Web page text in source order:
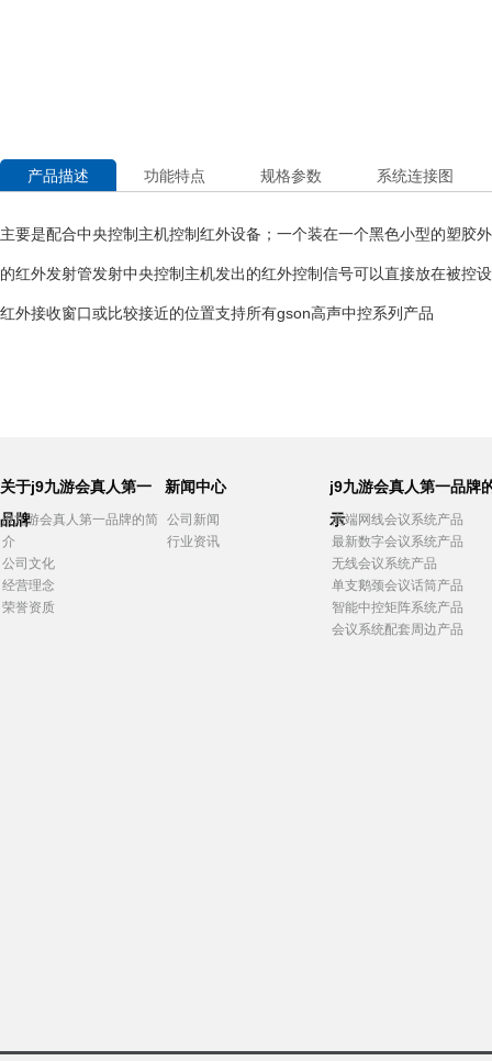
产品描述 功能特点 规格参数 系统连接图
主要是配合中央控制主机控制红外设备；一个装在一个黑色小型的塑胶
的红外发射管发射中央控制主机发出的红外控制信号可以直接放在被控
红外接收窗口或比较接近的位置支持所有gson高声中控系列产品
关于j9九游会真人第一
品牌
j9九游会真人第一品牌的简
介
公司文化
经营理念
荣誉资质
新闻中心
公司新闻
行业资讯
j9九游会真人第一品牌
示
高端网线会议系统产品
最新数字会议系统产品
无线会议系统产品
单支鹅颈会议话筒产品
智能中控矩阵系统产品
会议系统配套周边产品